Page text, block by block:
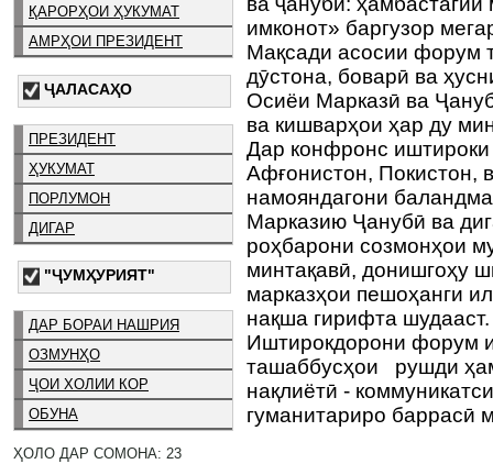
ҚАРОРҲОИ ҲУКУМАТ
АМРҲОИ ПРЕЗИДЕНТ
ҶАЛАСАҲО
ПРЕЗИДЕНТ
ҲУКУМАТ
ПОРЛУМОН
ДИГАР
"ҶУМҲУРИЯТ"
ДАР БОРАИ НАШРИЯ
ОЗМУНҲО
ҶОИ ХОЛИИ КОР
ОБУНА
ҲОЛО ДАР СОМОНА: 23
имконот» баргузор
Мақсади асосии форум
дӯстона, боварӣ ва
Осиёи Марказӣ ва
ва кишварҳои ҳар ду
Дар конфронс иштироки
Афғонистон, Покистон,
намояндагони
Марказию Ҷанубӣ ва
роҳбарони созмонҳои
минтақавӣ, донишгоҳу
марказҳои пешоҳанги
нақша гирифта
Иштирокдорони форум
ташаббусҳои рушди
нақлиётӣ -
гуманитариро баррасӣ